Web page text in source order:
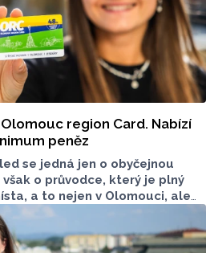
region Card. Nabízí
peněz
se jedná jen o obyčejnou
o průvodce, který je plný
a to nejen v Olomouci, ale
Jeseníkách. Nabízí i dopravu
ji už teď, v olomouckém
radnice nebo online.